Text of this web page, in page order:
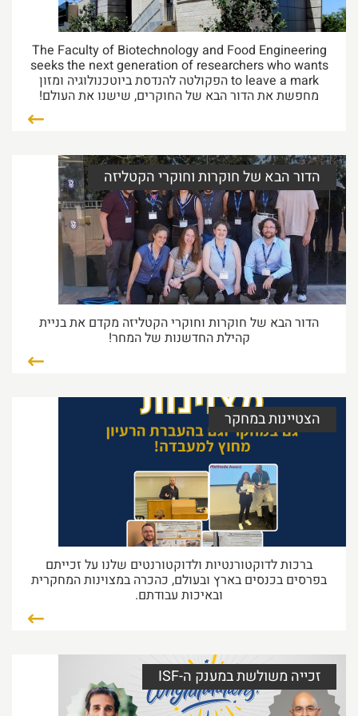
30/06/2026 49:37 קרא עוד...
הצטיינות בהוראה
21/06/2026 42:34 קרא עוד...
טקס הענקת מלגות על שם קרסו 2026
התרגשנו לארח השבוע בפקולטה את טקס הענקת
מלגות ההצטיינות ע"ש
Culture&culinary – גרסת המתוקים
פקולטה קוסמופוליטית זה אנחנו! היום ערכנו את
Culture&culinary – גרסת
18/06/2026 24:04 קרא עוד...
הפקולטה בחדשות – טרנד החלבון במוצרי
המזון
כשתאגיד השידור הישראלי 'כאן 11' החליטו לחקור את
יום בטיחות פקולטי 2026
The Faculty of Biotechnology and Food Engineering
seeks the next generation of researchers who wants
to leave a mark הפקולטה להנדסת ביוטכנולוגיה ומזון
מחפשת את הדור הבא של החוקרים, שישנו את העולם!
הדור הבא של חוקרות וחוקרי הקטליזה
הדור הבא של חוקרות וחוקרי הקטליזה מקדם את בניית
קהילת החדשנות של המחר!
הצטיינות במחקר
ברכות לדוקטורנטיות ולדוקטורנטים שלנו על זכייתם
בפרסים בכנסים בארץ ובעולם, כהכרה במצוינות המחקרית
ובאיכות עבודתם.
זכייה משולשת במענק ה-ISF